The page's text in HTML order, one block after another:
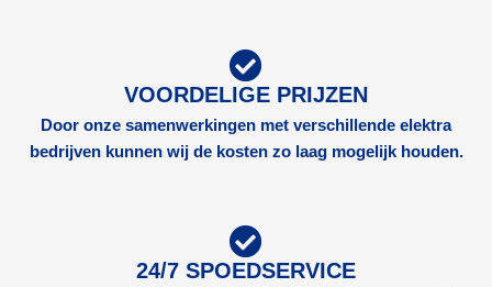
VOORDELIGE PRIJZEN
Door onze samenwerkingen met verschillende elektra
bedrijven kunnen wij de kosten zo laag mogelijk houden.
24/7 SPOEDSERVICE